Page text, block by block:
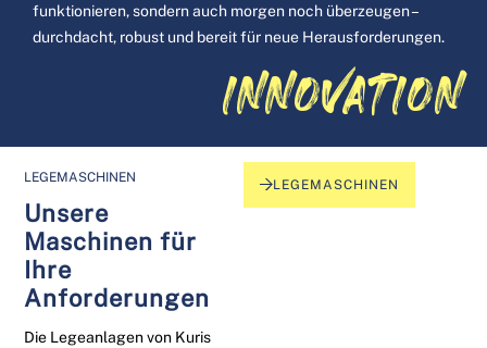
funktionieren, sondern auch morgen noch überzeugen –
durchdacht, robust und bereit für neue Herausforderungen.
INNOVATION
LEGEMASCHINEN
Unsere
Maschinen für
Ihre
Anforderungen
Die Legeanlagen von Kuris
LEGEMASCHINEN